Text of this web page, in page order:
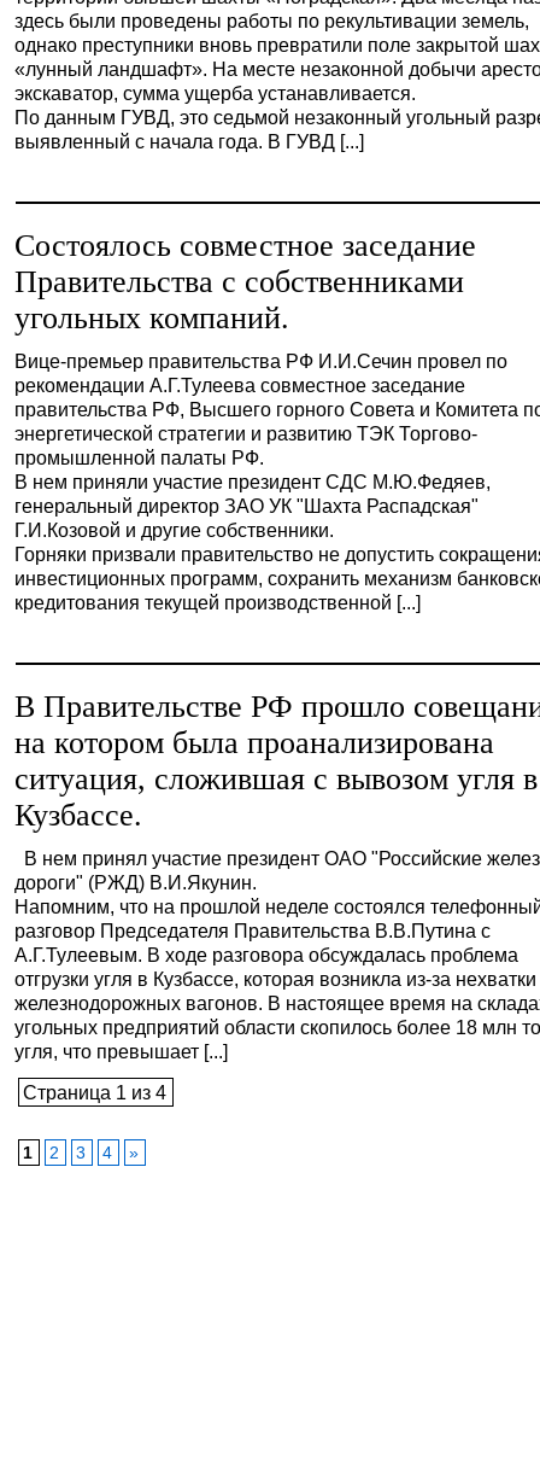
здесь были проведены работы по рекультивации земель,
однако преступники вновь превратили поле закрытой
«лунный ландшафт». На месте незаконной добычи
экскаватор, сумма ущерба устанавливается.
По данным ГУВД, это седьмой незаконный угольный
выявленный с начала года. В ГУВД [...]
Состоялось совместное заседание
Правительства с собственниками
угольных компаний.
Вице-премьер правительства РФ И.И.Сечин провел по
рекомендации А.Г.Тулеева совместное заседание
правительства РФ, Высшего горного Совета и Комитета
энергетической стратегии и развитию ТЭК Торгово-
промышленной палаты РФ.
В нем приняли участие президент СДС М.Ю.Федяев,
генеральный директор ЗАО УК "Шахта Распадская"
Г.И.Козовой и другие собственники.
Горняки призвали правительство не допустить
инвестиционных программ, сохранить механизм
кредитования текущей производственной [...]
В Правительстве РФ прошло
на котором была проанализирована
ситуация, сложившая с вывозом угля в
Кузбассе.
В нем принял участие президент ОАО "Российские
дороги" (РЖД) В.И.Якунин.
Напомним, что на прошлой неделе состоялся
разговор Председателя Правительства В.В.Путина с
А.Г.Тулеевым. В ходе разговора обсуждалась проблема
отгрузки угля в Кузбассе, которая возникла из-за нехватки
железнодорожных вагонов. В настоящее время на
угольных предприятий области скопилось более 18 млн
угля, что превышает [...]
Страница 1 из 4
1 2 3 4 »